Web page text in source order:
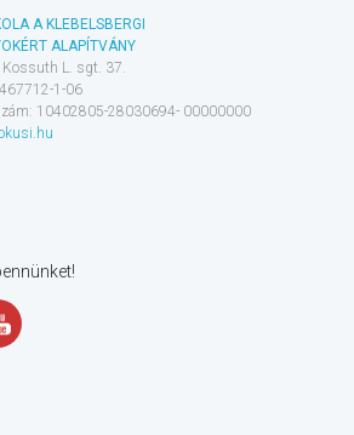
A KLEBELSBERGI
ALAPÍTVÁNY
Kossuth L. sgt. 37.
1-06
10402805-28030694- 00000000